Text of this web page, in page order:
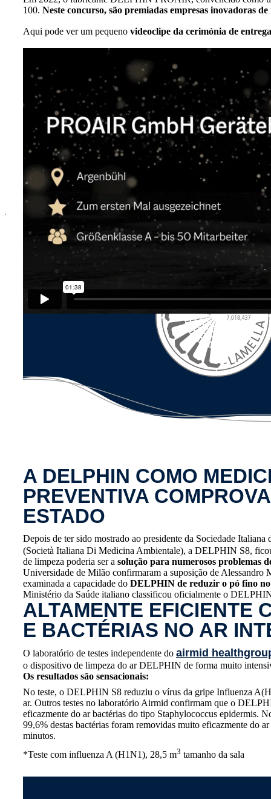
100. Neste concurso, são premiadas empresas inovadoras
Aqui pode ver um pequeno videoclipe da cerimónia de
x
A DELPHIN COMO
PREVENTIVA
ESTADO
Depois de ter sido mostrado ao presidente da Sociedade
(Società Italiana Di Medicina Ambientale), a DELPHIN S8,
de limpeza poderia ser a solução para numerosos problemas
Universidade de Milão confirmaram a suposição de Alessandro
examinada a capacidade do DELPHIN de reduzir o pó fino
Ministério da Saúde italiano classificou oficialmente o
ALTAMENTE EFICIENTE
E BACTÉRIAS NO AR
O laboratório de testes independente do airmid
o dispositivo de limpeza do ar DELPHIN de forma muito
Os resultados são sensacionais:
No teste, o DELPHIN S8 reduziu o vírus da gripe Influenza
ar. Outros testes no laboratório Airmid confirmam que o
eficazmente do ar bactérias do tipo Staphylococcus epidermis.
99,6% destas bactérias foram removidas muito eficazmente do
minutos.
*Teste com influenza A (H1N1), 28,5 m3 tamanho da sala